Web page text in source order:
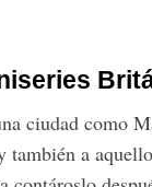
ciudad como
también a